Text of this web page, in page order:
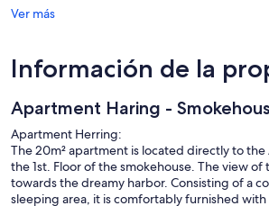
Ver más
Información de la
Apartment Haring -
Apartment Herring:
The 20m² apartment is located directly to
the 1st. Floor of the smokehouse. The view of
towards the dreamy harbor. Consisting of a
sleeping area, it is comfortably furnished